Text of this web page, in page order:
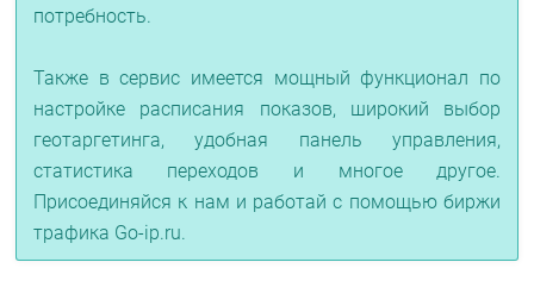
потребность.
Также в сервис имеется мощный функционал по
настройке расписания показов, широкий выбор
геотаргетинга, удобная панель управления,
статистика переходов и многое другое.
Присоединяйся к нам и работай с помощью биржи
трафика Go-ip.ru.